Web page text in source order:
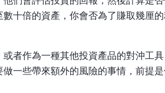
十倍的資產，你會否為了賺取幾厘
者作為一種其他投資產品的對沖工
一些帶來額外的風險的事情，前提